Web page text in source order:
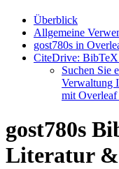
Überblick
Allgemeine
gost780s in
CiteDrive:
Suchen Sie
Verwaltung
mit Overleaf
gost780s
Literatur